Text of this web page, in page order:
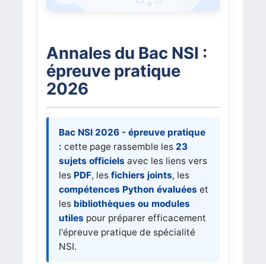
Annales du Bac NSI :
épreuve pratique
2026
Bac NSI 2026 - épreuve pratique
: cette page rassemble les 23
sujets officiels avec les liens vers
les PDF, les fichiers joints, les
compétences Python évaluées et
les bibliothèques ou modules
utiles pour préparer efficacement
l'épreuve pratique de spécialité
NSI.